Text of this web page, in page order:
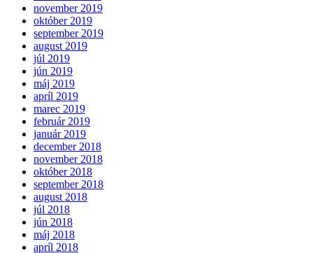
november 2019
október 2019
september 2019
august 2019
júl 2019
jún 2019
máj 2019
apríl 2019
marec 2019
február 2019
január 2019
december 2018
november 2018
október 2018
september 2018
august 2018
júl 2018
jún 2018
máj 2018
apríl 2018